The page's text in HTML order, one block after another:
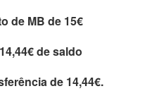
de MB de 15€
de saldo
de 14,44€.